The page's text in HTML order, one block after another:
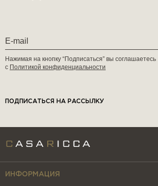
Нажимая на кнопку “Подписаться” вы соглашаетесь
с Политикой конфиденциальности
ПОДПИСАТЬСЯ НА РАССЫЛКУ
ИНФОРМАЦИЯ